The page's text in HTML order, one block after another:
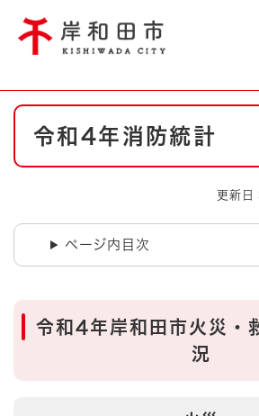
やさしい日本語
背景色変更 白 黒 青
とじる
防災・緊急情報
ハザードマップ
本
令和4年消防統計
更新
ページ内目次
令和4年岸和田市火災・
況